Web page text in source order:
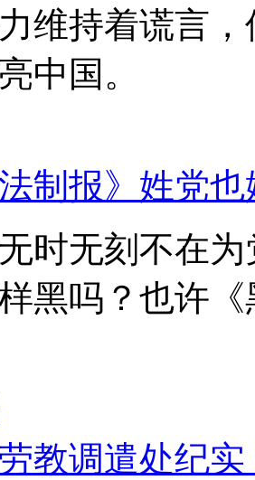
维持着谎言
中国。
法制报》姓党
无时无刻不在
黑吗？也许
调遣处纪实